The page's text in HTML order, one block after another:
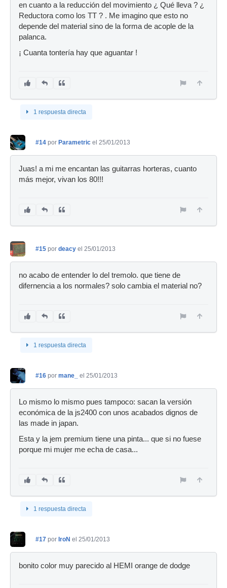
en cuanto a la reducción del movimiento ¿ Qué lleva ? ¿
Reductora como los TT ? . Me imagino que esto no
depende del material sino de la forma de acople de la
palanca.
¡ Cuanta tontería hay que aguantar !
1 respuesta directa
#14 por Parametric el 25/01/2013
Juas! a mi me encantan las guitarras horteras, cuanto
más mejor, vivan los 80!!!
#15 por deacy el 25/01/2013
no acabo de entender lo del tremolo. que tiene de
difernencia a los normales? solo cambia el material no?
1 respuesta directa
#16 por mane_ el 25/01/2013
Lo mismo lo mismo pues tampoco: sacan la versión
económica de la js2400 con unos acabados dignos de
las made in japan.
Esta y la jem premium tiene una pinta... que si no fuese
porque mi mujer me echa de casa...
1 respuesta directa
#17 por IroN el 25/01/2013
bonito color muy parecido al HEMI orange de dodge